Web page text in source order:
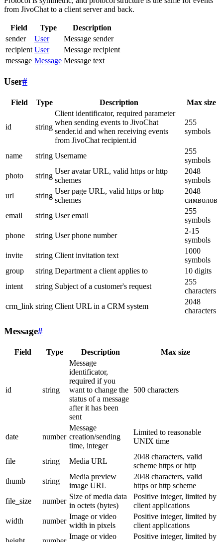
from JivoChat to a client server and back.
Field Type
Description
sender
User
Message sender
recipient User
Message recipient
message Message Message text
User#
Field Type Description Max size
id string
Client identificator, required parameter
when sending events to JivoChat
sender.id and when receiving events
from JivoChat recipient.id
255
symbols
name string Username
255
symbols
photo
string
User avatar URL, valid https or http
schemes
2048
symbols
url
string
User page URL, valid https or http
schemes
2048
символов
email
string User email
255
symbols
phone
string User phone number
2-15
symbols
invite
string Client invitation text
1000
symbols
group
string Department a client applies to
10 digits
intent
string Subject of a customer's request
255
characters
crm_link string Client URL in a CRM system
2048
characters
Message#
Field Type Description Max size
id string
Message
identificator,
required if you
want to change the
status of a message
after it has been
sent
500 characters
date number
Message
creation/sending
time, integer
Limited to reasonable
UNIX time
file string Media URL
2048 characters, valid
scheme https or http
thumb
string
Media preview
image URL
2048 characters, valid
https or http scheme
file_size
number
Size of media data
in octets (bytes)
Positive integer, limited by
client applications
width
number
Image or video
width in pixels
Positive integer, limited by
client applications
Image or video
Positive integer, limited by